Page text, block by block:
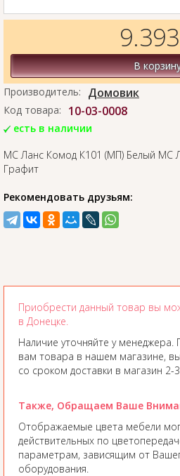
9.393
В
Производитель:
Домовик
Код товара: 10-03-0008
есть в наличии
МС Ланс Комод К101 (МП) Белый МС
Графит
Рекомендовать друзьям:
Приобрести данный товар вы
в Донецке.
Наличие уточняйте у менеджера.
вам товара в нашем магазине,
со сроком доставки в магазин 2-3
Также, Обращаем Ваше
Отображаемые цвета мебели
действительных по
параметрам, зависящим от
оборудования.